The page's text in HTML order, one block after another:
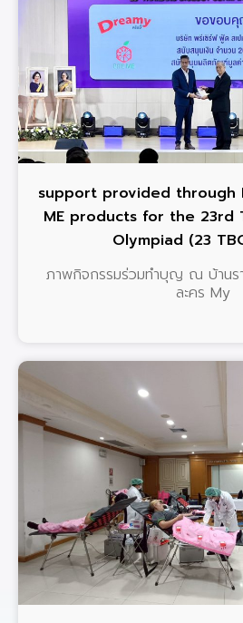
support provided through
ME products for the 23rd
Olympiad (23
ภาพกิจกรรมร่วมทำบุญ ณ บ้าน
ละคร My